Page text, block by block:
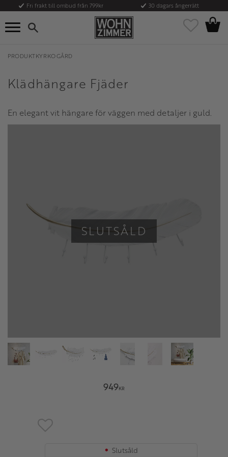
Meny
Fri frakt till ombud från 799kr 30 dagars ångerrätt
Favoriter
PRODUKTKYRKOGÅRD
Klädhängare Fjäder
En elegant vit hängare för väggen med detaljer i guld.
SLUTSÅLD
949KR
Lägg till i favoriter
Slutsåld